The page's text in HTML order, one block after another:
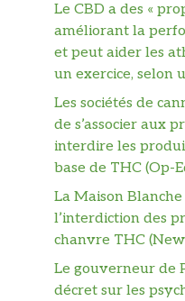
Le CBD a des «
améliorant la
et peut aider les
un exercice, selon
Les sociétés de
de s’associer aux
interdire les
base de THC (Op-
La Maison
l’interdiction des
chanvre THC
Le gouverneur de
décret sur les